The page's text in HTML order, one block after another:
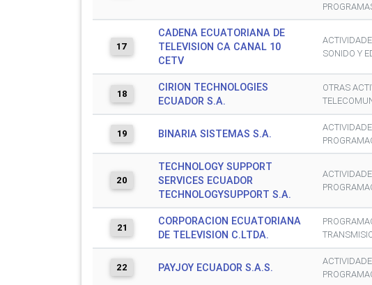
17
CADENA ECUATORIANA DE
TELEVISION CA CANAL 10
CETV
SONIDO Y
18
CIRION TECHNOLOGIES
ECUADOR S.A.
OTRAS
19 BINARIA SISTEMAS S.A.
20
TECHNOLOGY SUPPORT
SERVICES ECUADOR
TECHNOLOGYSUPPORT S.A.
21
CORPORACION ECUATORIANA
DE TELEVISION C.LTDA.
22 PAYJOY ECUADOR S.A.S.